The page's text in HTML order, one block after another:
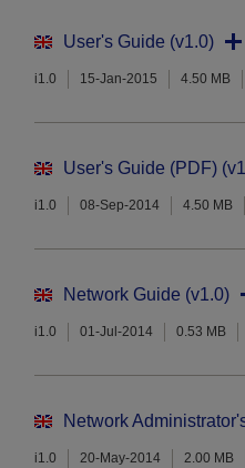
User's Guide (v1.0)
i1.0 15-Jan-2015 4.50 MB
User's Guide (PDF)
i1.0 08-Sep-2014 4.50 MB
Network Guide (v1.0)
i1.0 01-Jul-2014 0.53 MB
Network
i1.0 20-May-2014 2.00 MB